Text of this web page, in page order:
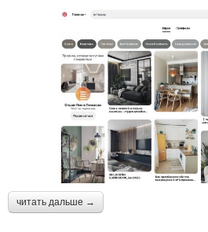
читать дальше →